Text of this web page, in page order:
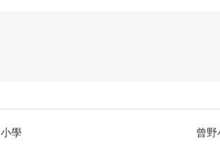
小學 曾野